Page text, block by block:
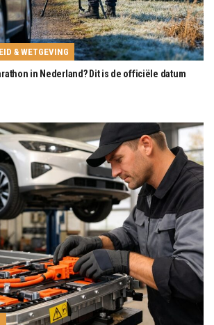
& WETGEVING
in Nederland? Dit is de officiële datum